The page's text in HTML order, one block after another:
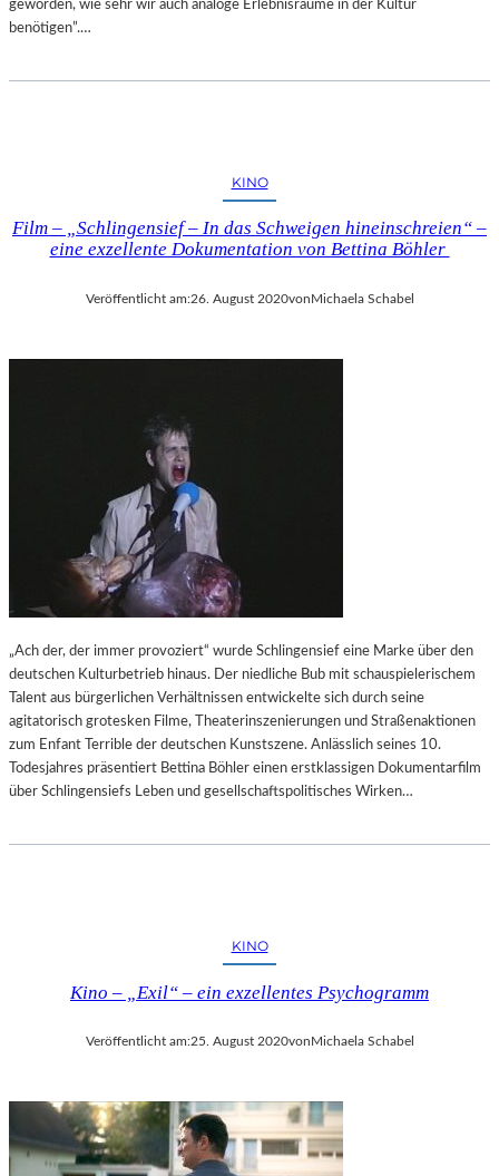
geworden, wie sehr wir auch analoge Erlebnisräume in der Kultur
benötigen”.…
KINO
Film – „Schlingensief – In das Schweigen hineinschreien“ –
eine exzellente Dokumentation von Bettina Böhler
Veröffentlicht am:26. August 2020vonMichaela Schabel
„Ach der, der immer provoziert“ wurde Schlingensief eine Marke über den
deutschen Kulturbetrieb hinaus. Der niedliche Bub mit schauspielerischem
Talent aus bürgerlichen Verhältnissen entwickelte sich durch seine
agitatorisch grotesken Filme, Theaterinszenierungen und Straßenaktionen
zum Enfant Terrible der deutschen Kunstszene. Anlässlich seines 10.
Todesjahres präsentiert Bettina Böhler einen erstklassigen Dokumentarfilm
über Schlingensiefs Leben und gesellschaftspolitisches Wirken…
KINO
Kino – „Exil“ – ein exzellentes Psychogramm
Veröffentlicht am:25. August 2020vonMichaela Schabel